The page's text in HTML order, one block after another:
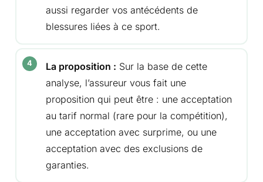
aussi regarder vos antécédents de
blessures liées à ce sport.
La proposition : Sur la base de cette
analyse, l’assureur vous fait une
proposition qui peut être : une acceptation
au tarif normal (rare pour la compétition),
une acceptation avec surprime, ou une
acceptation avec des exclusions de
garanties.